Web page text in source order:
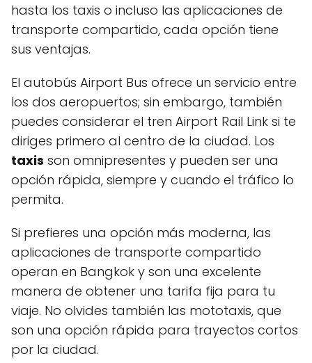
hasta los taxis o incluso las aplicaciones de
transporte compartido, cada opción tiene
sus ventajas.
El autobús Airport Bus ofrece un servicio entre
los dos aeropuertos; sin embargo, también
puedes considerar el tren Airport Rail Link si te
diriges primero al centro de la ciudad. Los
taxis son omnipresentes y pueden ser una
opción rápida, siempre y cuando el tráfico lo
permita.
Si prefieres una opción más moderna, las
aplicaciones de transporte compartido
operan en Bangkok y son una excelente
manera de obtener una tarifa fija para tu
viaje. No olvides también las mototaxis, que
son una opción rápida para trayectos cortos
por la ciudad.